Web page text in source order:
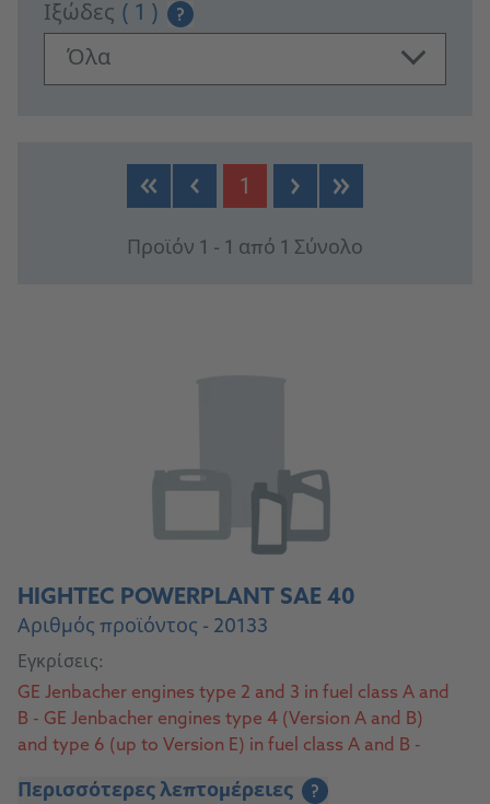
Ιξώδες ( 1 ) ?
Όλα
PRODUCTS
1
Προϊόν 1 - 1 από 1 Σύνολο
HIGHTEC POWERPLANT SAE 40
Αριθμός προϊόντος - 20133
Εγκρίσεις:
GE Jenbacher engines type 2 and 3 in fuel class A and
B - GE Jenbacher engines type 4 (Version A and B)
and type 6 (up to Version E) in fuel class A and B -
Περισσότερες λεπτομέρειες ?